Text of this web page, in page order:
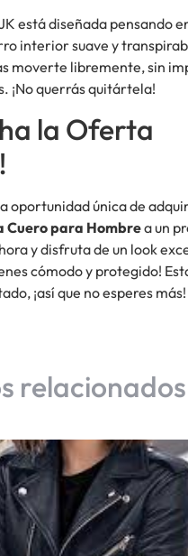
está diseñada pensando
interior suave y
moverte libremente, sin
¡No querrás quitártela!
la Oferta
oportunidad única de
Cuero para Hombrea un
y disfruta de un look
cómodo y protegido!
¡así que no esperes más!
relacionados